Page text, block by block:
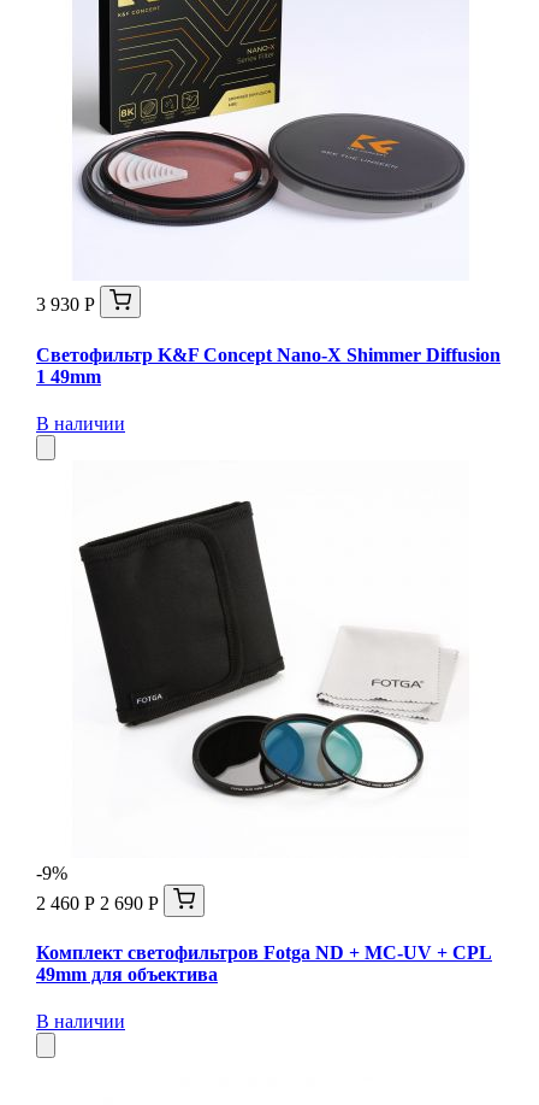
3 930 Р
Светофильтр K&F Concept Nano-X Shimmer Diffusion
1 49mm
В наличии
-9%
2 460 Р 2 690 Р
Комплект светофильтров Fotga ND + MC-UV + CPL
49mm для объектива
В наличии